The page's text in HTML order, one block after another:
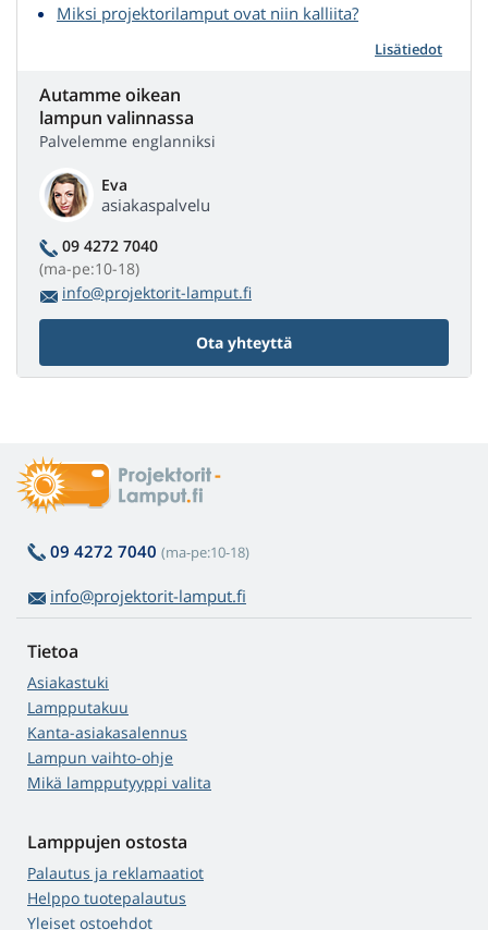
Miksi projektorilamput ovat niin kalliita?
Lisätiedot
Autamme oikean
lampun valinnassa
Palvelemme englanniksi
Eva
asiakaspalvelu
09 4272 7040
(ma-pe:10-18)
info@projektorit-lamput.fi
Ota yhteyttä
09 4272 7040 (ma-pe:10-18)
info@projektorit-lamput.fi
Tietoa
Asiakastuki
Lampputakuu
Kanta-asiakasalennus
Lampun vaihto-ohje
Mikä lampputyyppi valita
Lamppujen ostosta
Palautus ja reklamaatiot
Helppo tuotepalautus
Yleiset ostoehdot